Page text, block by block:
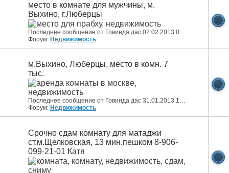
место в комнате для мужчины, м.
Выхино, г.Люберцы
Последнее сообщение от Говинда дас 02.02.2013 01:17
Форум: Недвижимость
м.Выхино, Люберцы, место в комн. 7
тыс.
Последнее сообщение от Говинда дас 31.01.2013 15:00
Форум: Недвижимость
Срочно сдам комнату для матаджи
ст.м.Щелковская, 13 мин.пешком 8-906-
099-21-01 Катя